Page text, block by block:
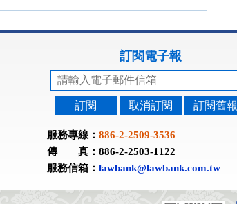
訂閱電子報
訂閱 取消訂閱 訂閱舊報
服務專線： 886-2-2509-3536
傳 真：886-2-2503-1122
服務信箱： lawbank@lawbank.com.tw